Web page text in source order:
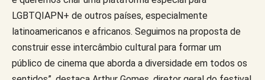
LGBTQIAPN+ de outros países, especialmente
latinoamericanos e africanos. Seguimos na proposta de
construir esse intercâmbio cultural para formar um
público de cinema que aborda a diversidade em todos os